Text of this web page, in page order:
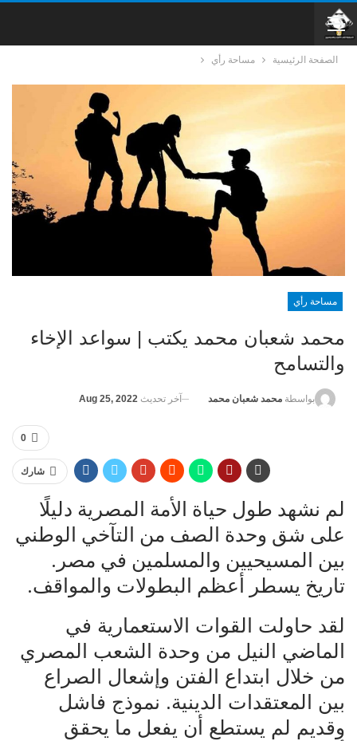
الصفحة الرئيسية مساحة رأي
مساحة رأي
محمد شعبان محمد يكتب | سواعد الإخاء
والتسامح
بواسطة محمد شعبان محمد آخر تحديث Aug 25, 2022
0
شارك
لم نشهد طول حياة الأمة المصرية دليلًا
على شق وحدة الصف من التآخي الوطني
بين المسيحيين والمسلمين في مصر.
تاريخ يسطر أعظم البطولات والمواقف.
لقد حاولت القوات الاستعمارية في
الماضي النيل من وحدة الشعب المصري
من خلال ابتداع الفتن وإشعال الصراع
بين المعتقدات الدينية. نموذج فاشل
وقديم لم يستطع أن يفعل ما يحقق